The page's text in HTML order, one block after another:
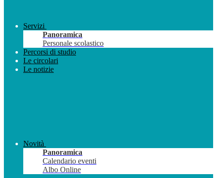
Servizi
Panoramica
Personale scolastico
Percorsi di studio
Le circolari
Le notizie
Novità
Panoramica
Calendario eventi
Albo Online